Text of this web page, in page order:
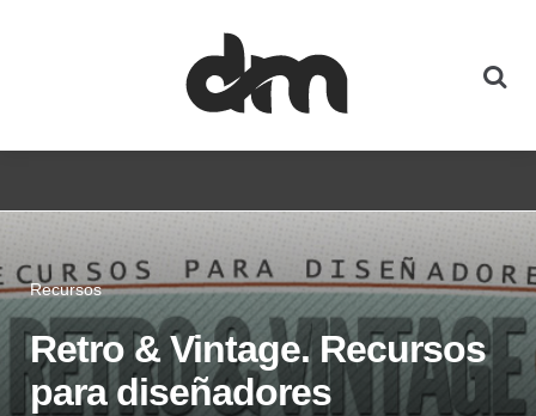
Recursos
Retro & Vintage. Recursos
para diseñadores